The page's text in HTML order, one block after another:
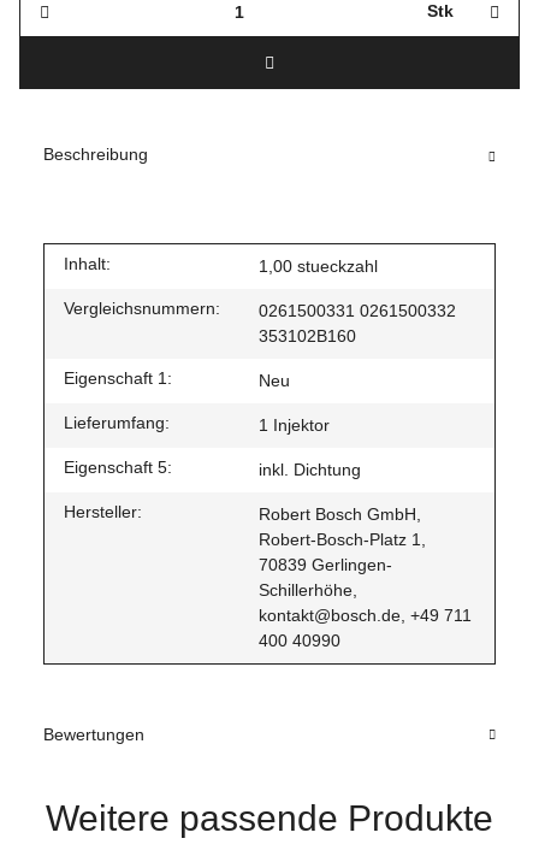
Stk
Beschreibung
Inhalt: 1,00 stueckzahl
Vergleichsnummern:
0261500331 0261500332
353102B160
Eigenschaft 1: Neu
Lieferumfang: 1 Injektor
Eigenschaft 5: inkl. Dichtung
Hersteller:
Robert Bosch GmbH,
Robert-Bosch-Platz 1,
70839 Gerlingen-
Schillerhöhe,
kontakt@bosch.de, +49 711
400 40990
Bewertungen
Weitere passende Produkte